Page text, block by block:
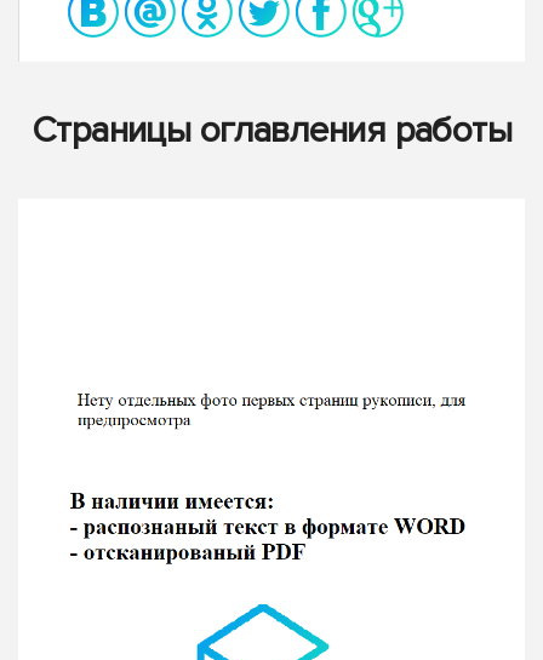
Страницы оглавления работы